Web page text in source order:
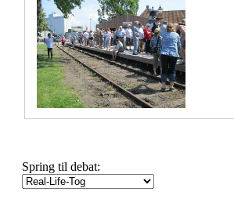
Spring til debat: